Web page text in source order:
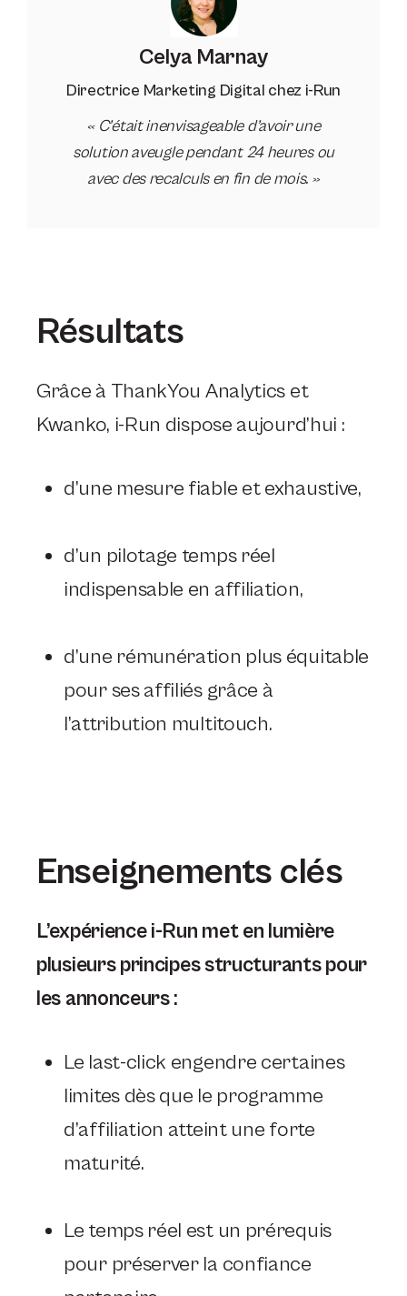
Celya Marnay
Directrice Marketing Digital chez i-Run
« C’était inenvisageable d’avoir une
solution aveugle pendant 24 heures ou
avec des recalculs en fin de mois. »
Résultats
Grâce à ThankYou Analytics et
Kwanko, i-Run dispose aujourd’hui :
d’une mesure fiable et exhaustive,
d’un pilotage temps réel
indispensable en affiliation,
d’une rémunération plus équitable
pour ses affiliés grâce à
l’attribution multitouch.
Enseignements clés
L’expérience i-Run met en lumière
plusieurs principes structurants pour
les annonceurs :
Le last-click engendre certaines
limites dès que le programme
d’affiliation atteint une forte
maturité.
Le temps réel est un prérequis
pour préserver la confiance